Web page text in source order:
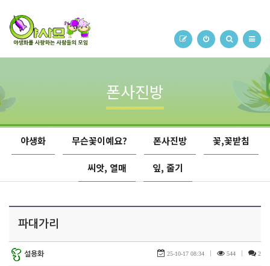
폰사진방
야생화 무슨꽃이예요? 폰사진방 꽃,꽃받침
씨앗, 열매 잎, 줄기
파대가리
설용화 25-10-17 08:34 544 2